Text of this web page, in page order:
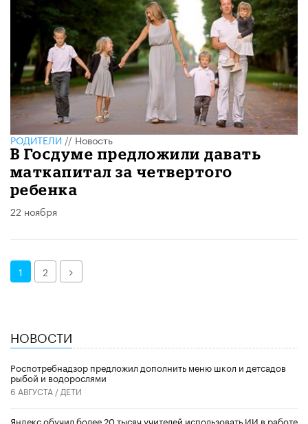
РОДИТЕЛИ//Новость
В Госдуме предложили давать
маткапитал за четвертого
ребенка
22 ноября
1 2 Далее
НОВОСТИ
Роспотребнадзор предложил дополнить меню школ и детсадов
рыбой и водорослями
6 АВГУСТА / ДЕТИ
​Яндекс обучил более 20 тысяч учителей использовать ИИ в работе